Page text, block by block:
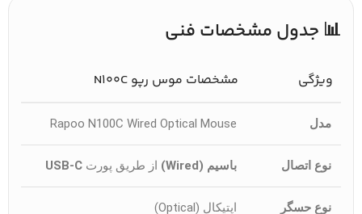
📊 جدول مشخصات فنی
ویژگی مشخصات موس رپو N100C
مدل Rapoo N100C Wired Optical Mouse
نوع اتصال باسیم (Wired) از طریق پورت USB-C
نوع حسگر اپتیکال (Optical)